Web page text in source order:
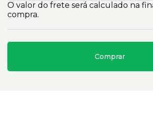
O valor do frete será calculado na
compra.
Comprar